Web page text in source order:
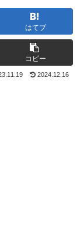
はてブ
コピー
2024.12.16